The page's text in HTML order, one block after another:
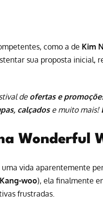
como a de Kim
sua proposta inicial,
de ofertas e
calçadose muito mais!
Wonderful
vida aparentemente
woo), ela finalmente
frustradas.